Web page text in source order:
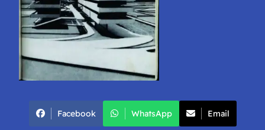
Facebook WhatsApp Email